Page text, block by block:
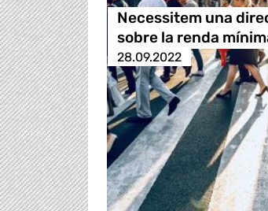
Necessitem una
sobre la renda
28.09.2022